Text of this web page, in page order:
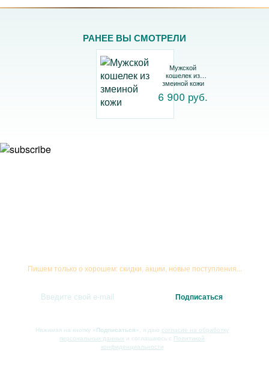
РАНЕЕ ВЫ СМОТРЕЛИ
Мужской
кошелек из
змеиной кожи
6 900 руб.
Пишем только о хорошем: скидки, акции, новые поступления...
Нажимая на кнопку «Подписаться» , я даю согласие на обработку
персональных данных и соглашаюсь с Политикой
конфиденциальности